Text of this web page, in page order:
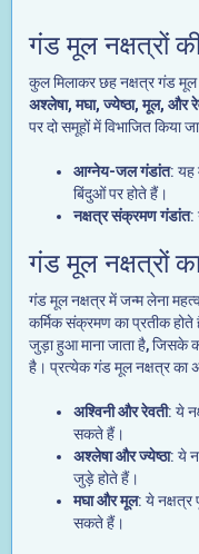
गंड मूल नक्षत्रों
कुल मिलाकर छह नक्षत्र गंड मूल
अश्लेषा, मघा, ज्येष्ठा, मूल, और
पर दो समूहों में विभाजित किया
आग्नेय-जल गंडांत: यह
बिंदुओं पर होते हैं।
नक्षत्र संक्रमण गंडांत:
गंड मूल नक्षत्रों
गंड मूल नक्षत्र में जन्म लेना
कर्मिक संक्रमण का प्रतीक
जुड़ा हुआ माना जाता है,
है। प्रत्येक गंड मूल नक्षत्र का
अश्विनी और रेवती: ये
सकते हैं।
अश्लेषा और ज्येष्ठा: ये
जुड़े होते हैं।
मघा और मूल: ये नक्षत्र
सकते हैं।